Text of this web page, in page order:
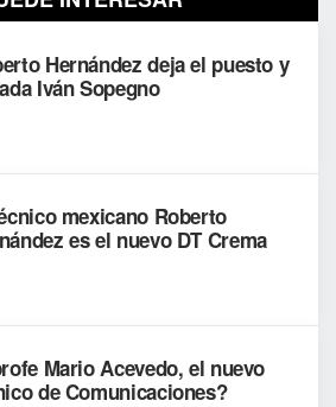
Hernández deja el puesto y
Iván Sopegno
mexicano Roberto
es el nuevo DT Crema
Mario Acevedo, el nuevo
de Comunicaciones?